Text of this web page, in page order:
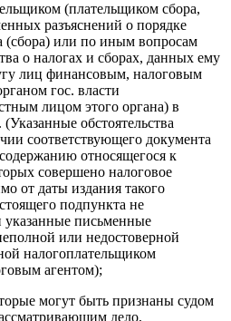
(плательщиком сбора,
разъяснений о порядке
(сбора) или по иным вопросам
о налогах и сборах, данных ему
лиц финансовым, налоговым
гос. власти
лицом этого органа) в
обстоятельства
соответствующего документа
относящегося к
совершено налоговое
от даты издания такого
подпункта не
указанные письменные
или недостоверной
налогоплательщиком
агентом);
могут быть признаны судом
дело,